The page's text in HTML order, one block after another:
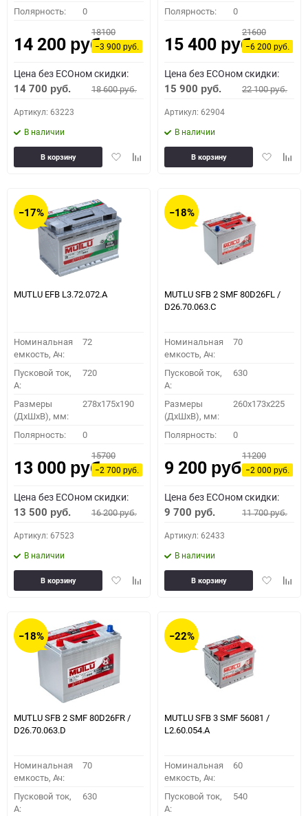
Полярность: 0
14 200 руб.
18100
−3 900руб.
Цена без ECOном скидки:
14 700 руб. 18 600руб.
Артикул: 63223
В наличии
ДобавитьДобавить
В корзину
Полярность: 0
15 400 руб.
21600
−6 200руб.
Цена без ECOном скидки:
15 900 руб. 22 100руб.
Артикул: 62904
В наличии
Добавить
В корзину
−17%
MUTLU EFB L3.72.072.A
Номинальная
емкость, Ач:
72
Пусковой ток,
A:
720
Размеры
(ДхШхВ), мм:
278x175x190
Полярность: 0
13 000 руб.
15700
−2 700руб.
Цена без ECOном скидки:
13 500 руб. 16 200руб.
Артикул: 67523
В наличии
ДобавитьДобавить
В корзину
−18%
MUTLU SFB 2 SMF 80D26FL /
D26.70.063.C
Номинальная
емкость, Ач:
70
Пусковой ток,
A:
630
Размеры
(ДхШхВ), мм:
260x173x225
Полярность: 0
9 200 руб.
11200
−2 000руб.
Цена без ECOном скидки:
9 700 руб. 11 700руб.
Артикул: 62433
В наличии
Добавить
В корзину
−18%
MUTLU SFB 2 SMF 80D26FR /
D26.70.063.D
Номинальная
емкость, Ач:
70
Пусковой ток,
A:
630
−22%
MUTLU SFB 3 SMF 56081 /
L2.60.054.A
Номинальная
емкость, Ач:
60
Пусковой ток,
A:
540